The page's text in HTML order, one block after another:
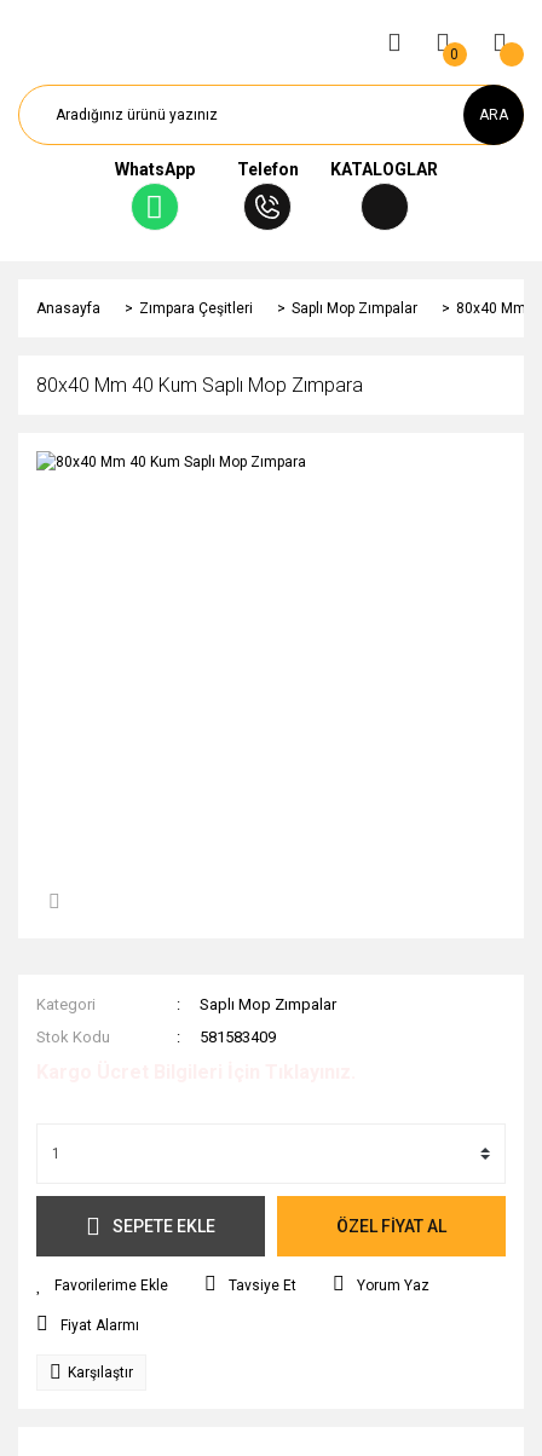
ARA
WhatsApp Telefon KATALOGLAR
0
Anasayfa Zımpara Çeşitleri Saplı Mop Zımpalar 80x40 Mm
80x40 Mm 40 Kum Saplı Mop Zımpara
Kategori
Saplı Mop Zımpalar
Stok Kodu
581583409
SEPETE EKLE ÖZEL FİYAT AL
Tavsiye Et Yorum Yaz
Fiyat Alarmı
Karşılaştır